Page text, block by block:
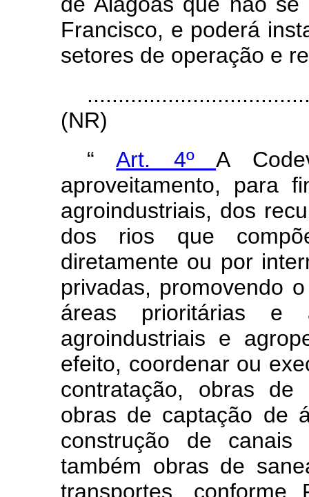
Francisco, e poderá
setores de operação e
(NR)
“Art. 4ºA
aproveitamento, para
agroindustriais, dos
dos rios que
diretamente ou por
privadas, promovendo
áreas prioritárias e
agroindustriais e
efeito, coordenar ou
contratação, obras de
obras de captação de
construção de
também obras de
transportes, conforme